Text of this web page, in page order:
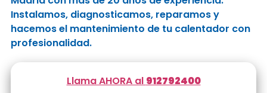
Instalamos, diagnosticamos, reparamos y
hacemos el mantenimiento de tu calentador con
profesionalidad.
Llama AHORA al 912792400